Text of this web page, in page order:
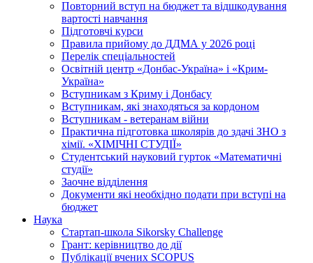
Повторний вступ на бюджет та відшкодування
вартості навчання
Підготовчі курси
Правила прийому до ДДМА у 2026 році
Перелік спеціальностей
Освітній центр «Донбас-Україна» і «Крим-
Україна»
Вступникам з Криму і Донбасу
Вступникам, які знаходяться за кордоном
Вступникам - ветеранам війни
Практична підготовка школярів до здачі ЗНО з
хімії. «ХІМІЧНІ СТУДІЇ»
Студентський науковий гурток «Математичні
студії»
Заочне відділення
Документи які необхідно подати при вступі на
бюджет
Наука
Стартап-школа Sikorsky Challenge
Грант: керівництво до дії
Публікації вчених SCOPUS